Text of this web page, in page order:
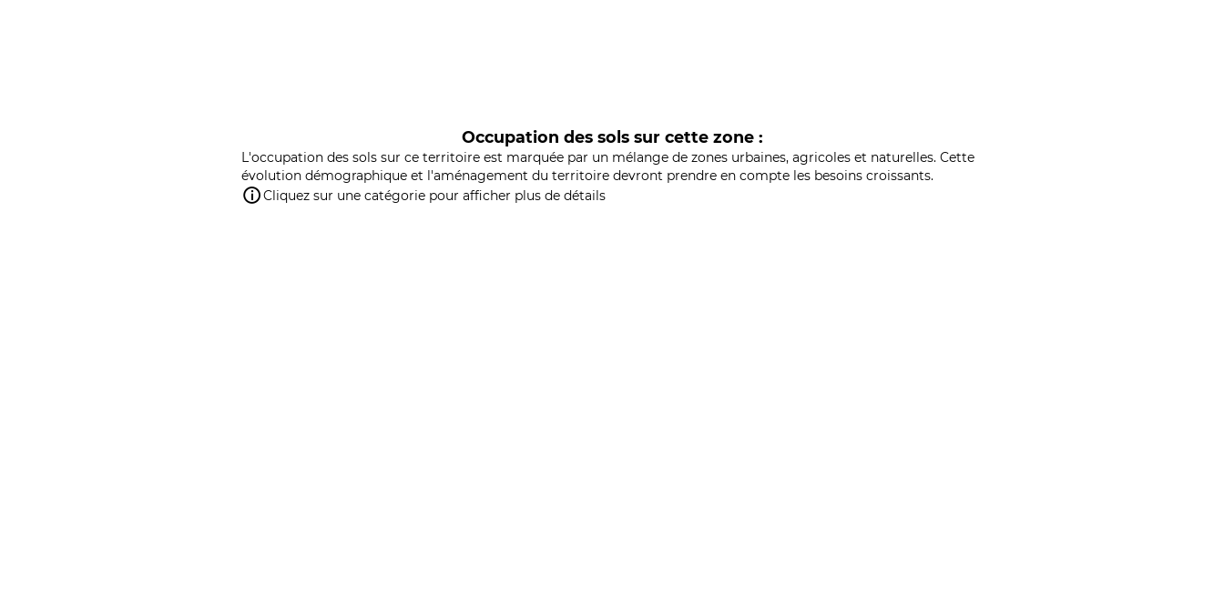
Occupation des sols sur cette zone :
L'occupation des sols sur ce territoire est marquée par un mélange de zones urbaines, agricoles et naturelles. Cette
évolution démographique et l'aménagement du territoire devront prendre en compte les besoins croissants.
Cliquez sur une catégorie pour afficher plus de détails